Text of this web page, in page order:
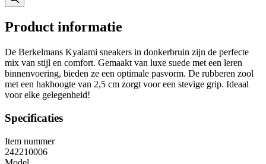
Product informatie
De Berkelmans Kyalami sneakers in donkerbruin zijn de perfecte
mix van stijl en comfort. Gemaakt van luxe suede met een leren
binnenvoering, bieden ze een optimale pasvorm. De rubberen zool
met een hakhoogte van 2,5 cm zorgt voor een stevige grip. Ideaal
voor elke gelegenheid!
Specificaties
Item nummer
242210006